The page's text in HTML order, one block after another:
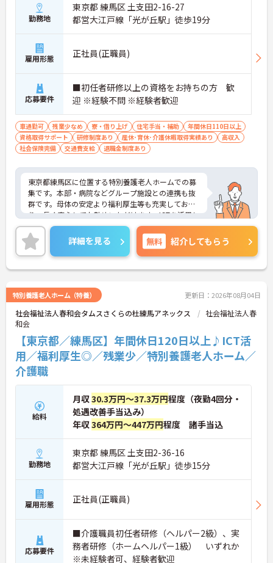
勤務地
東京都 練馬区 土支田2-16-27
都営大江戸線「光が丘駅」徒歩19分
雇用形態 正社員(正職員)
応募要件
■初任者研修以上の資格をお持ちの方 歓
迎 ※経験不問 ※経験者歓迎
車通勤可 残業少なめ 寮・借り上げ 住宅手当・補助
年間休日110日以上
資格取得サポート
研修制度あり 産休･育休･介護休暇取得実績あり
高収入
社会保険完備
交通費支給 退職金制度あり
東京都練馬区に位置する特別養護老人ホームでの募
集です。本部・病院などグループ施設との連携も抜
群です。母体の安定より福利厚生等も充実してお
り、長く安心してお勤めいただけます。ICTを活用し
た職員の負担軽減や、最先端の調理システムを導入
しており、働きやすい環境が整っています。
ご興味のある方には、面接対策ポイントなど、さら
に詳細をお話しいたしますので、お気軽にご相談く
ださい。
詳細を見る 無料 紹介してもらう
特別養護老人ホーム（特養） 更新日：2026年08月04日
社会福祉法人春和会タムスさくらの杜練馬アネックス
社会福祉法人春
和会
【東京都／練馬区】年間休日120日以上♪ICT活
用／福利厚生◎／残業少／特別養護老人ホーム／
介護職
給料
月収30.3万円～37.3万円程度（夜勤4回分・
処遇改善手当込み）
年収364万円～447万円程度 諸手当込
勤務地
東京都 練馬区 土支田2-36-16
都営大江戸線「光が丘駅」徒歩15分
雇用形態 正社員(正職員)
応募要件
■介護職員初任者研修（ヘルパー2級）、実
務者研修（ホームヘルパー1級） いずれか
※未経験者可、経験者歓迎